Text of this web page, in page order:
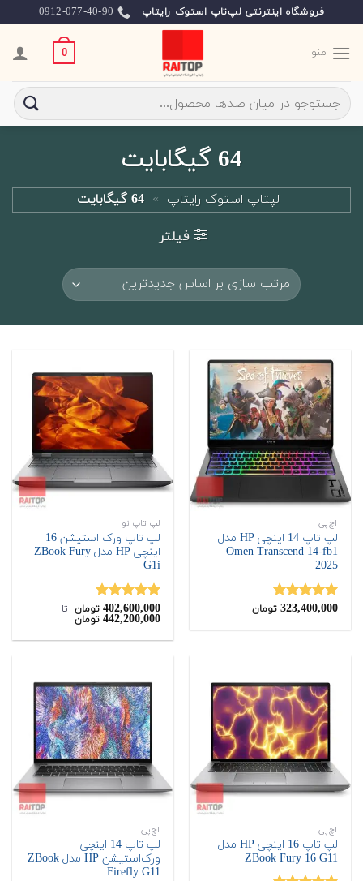
to
content
فروشگاه اینترنتی لپ‌تاپ استوک رایتاپ 0912-077-40-90
منو 0
جستجو
برای:
64 گیگابایت
لپتاپ استوک رایتاپ » 64 گیگابایت
فیلتر
اچ‌پی
لپ تاپ 14 اینچی HP مدل
Omen Transcend 14-fb1
2025
نمره5.00
323,400,000 تومان
لپ تاپ نو
لپ تاپ ورک استیشن 16
اینچی HP مدل ZBook Fury
G1i
نمره5.00
از 5
402,600,000 تومان ‌ تا ‌
442,200,000 تومان
اچ‌پی
لپ تاپ 16 اینچی HP مدل
ZBook Fury 16 G11
اچ‌پی
لپ تاپ 14 اینچی
ورک‌استیشن HP مدل ZBook
Firefly G11